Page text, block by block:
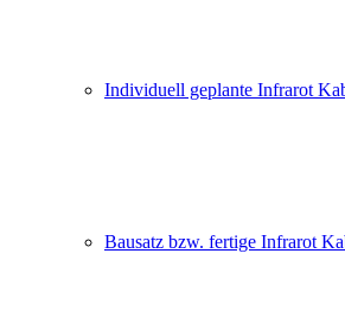
Individuell geplante Infrarot
Bausatz bzw. fertige Infrarot